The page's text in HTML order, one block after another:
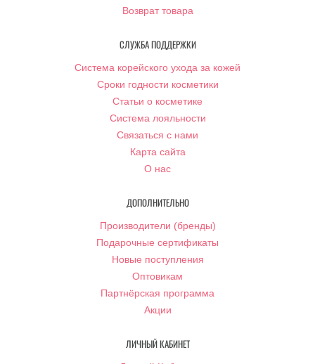
Возврат товара
СЛУЖБА ПОДДЕРЖКИ
Система корейского ухода за кожей
Сроки годности косметики
Статьи о косметике
Система лояльности
Связаться с нами
Карта сайта
О нас
ДОПОЛНИТЕЛЬНО
Производители (бренды)
Подарочные сертификаты
Новые поступления
Оптовикам
Партнёрская программа
Акции
ЛИЧНЫЙ КАБИНЕТ